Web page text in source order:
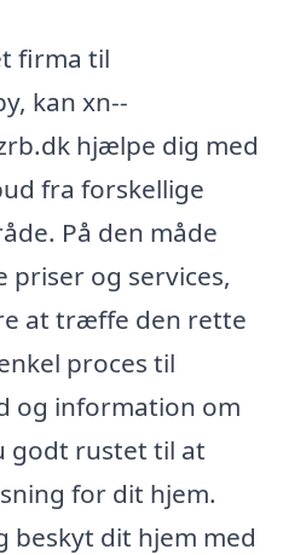
firma til
kan xn--
hjælpe dig med
fra forskellige
På den måde
priser og services,
at træffe den rette
proces til
og information om
godt rustet til at
for dit hjem.
beskyt dit hjem med